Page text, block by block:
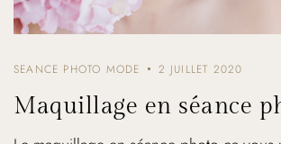
SEANCE PHOTO MODE 2 JUILLET 2020
Maquillage en séance